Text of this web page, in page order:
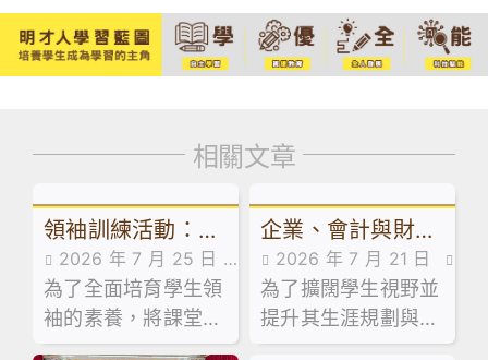
相關文章
領袖訓練活動：訓
導組舉辦學生領袖
系列工作坊
2026 年 7 月 25 日
活動花絮
為了全面培育學生領
袖的素養，將課堂知
識延伸至領導實踐，
企業、會計與財務
概論科及基本商業
科活動：走進維園
市集創業
2026 年 7 月 21 日
活動花絮
為了擴闊學生視野並
提升其生涯規劃與創
業相關能力，本校企